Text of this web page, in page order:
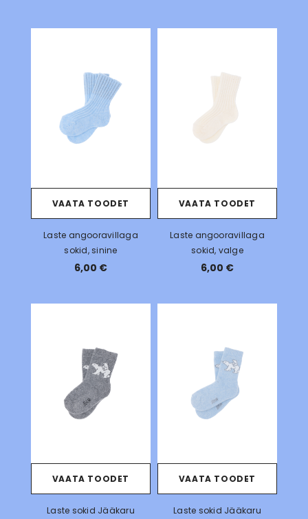
VAATA TOODET
Laste angooravillaga
sokid, sinine
6,00 €
VAATA TOODET
Laste angooravillaga
sokid, valge
6,00 €
VAATA TOODET
Laste sokid Jääkaru
VAATA TOODET
Laste sokid Jääkaru